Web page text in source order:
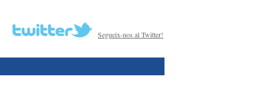
Segueix-nos al Twitter!